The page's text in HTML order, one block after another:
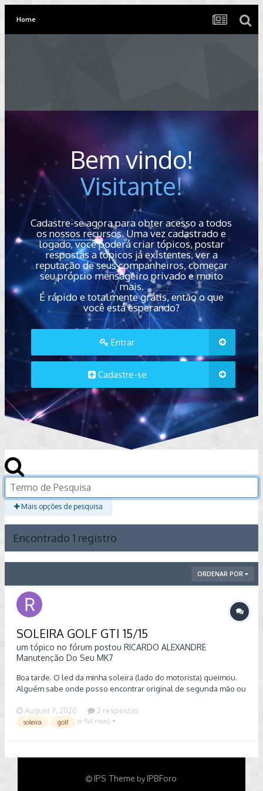
Home
Bem vindo!
Visitante!
Cadastre-se agora para obter acesso a todos
os nossos recursos. Uma vez cadastrado e
logado, você poderá criar tópicos, postar
respostas a tópicos já existentes, ver a
reputação de seus companheiros, começar
seu próprio mensageiro privado e muito
mais.
É rápido e totalmente grátis, então o que
você está esperando?
Entrar
Cadastre-se
Mais opções de pesquisa
Encontrado 1 registro
ORDENAR POR
SOLEIRA GOLF GTI 15/15
um tópico no fórum postou RICARDO ALEXANDRE
Manutenção Do Seu MK7
Boa tarde. O led da minha soleira (lado do motorista) queimou.
Alguém sabe onde posso encontrar original de segunda mão ou
August 7, 2020
2 respostas
soleira golf (e %d mais)
IPS Theme byIPBForo